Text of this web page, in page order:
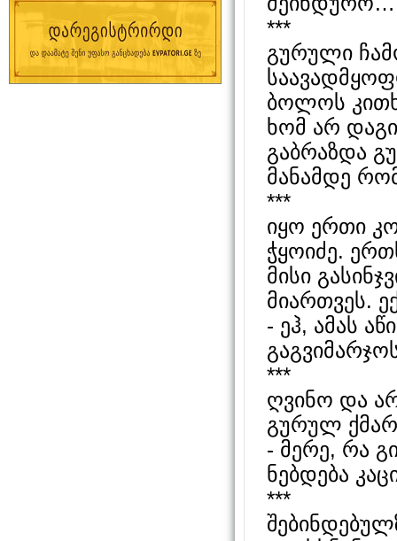
***
გურული
ბოლოს
ხომ არ
გაბრაზდა
მანამდე
***
იყო ერთი
ჭყოიძე.
მისი
მიართვეს.
- ეჰ, ამას
***
ღვინო და
გურულ
- მერე, რა
ნებდება
***